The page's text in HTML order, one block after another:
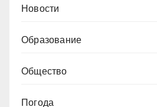
Новости
Образование
Общество
Погода